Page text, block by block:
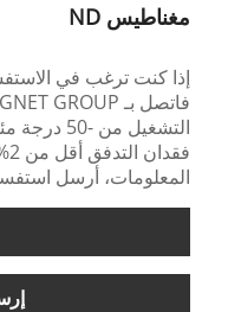
مغناطيس ND
المعلومات، أرسل